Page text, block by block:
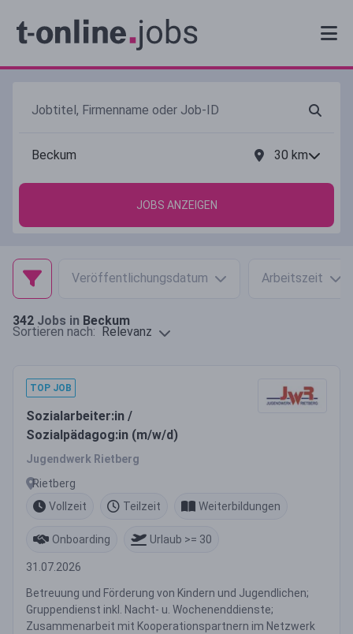
30 km
JOBS ANZEIGEN
Veröffentlichungsdatum Arbeitszeit
342 Jobs in Beckum
Sortieren nach: Relevanz
TOP JOB
Sozialarbeiter:in /
Sozialpädagog:in (m/w/d)
Jugendwerk Rietberg
Rietberg
Vollzeit
Teilzeit Weiterbildungen
Onboarding Urlaub >= 30
31.07.2026
Betreuung und Förderung von Kindern und Jugendlichen;
Gruppendienst inkl. Nacht- u. Wochenenddienste;
Zusammenarbeit mit Kooperationspartnern im Netzwerk